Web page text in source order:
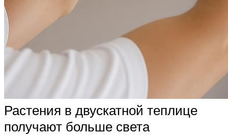
Растения в двускатной теплице
получают больше света